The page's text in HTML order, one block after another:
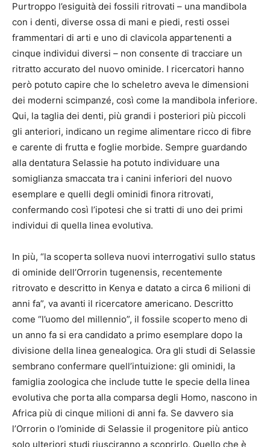
Purtroppo l’esiguità dei fossili ritrovati – una mandibola
con i denti, diverse ossa di mani e piedi, resti ossei
frammentari di arti e uno di clavicola appartenenti a
cinque individui diversi – non consente di tracciare un
ritratto accurato del nuovo ominide. I ricercatori hanno
però potuto capire che lo scheletro aveva le dimensioni
dei moderni scimpanzé, così come la mandibola inferiore.
Qui, la taglia dei denti, più grandi i posteriori più piccoli
gli anteriori, indicano un regime alimentare ricco di fibre
e carente di frutta e foglie morbide. Sempre guardando
alla dentatura Selassie ha potuto individuare una
somiglianza smaccata tra i canini inferiori del nuovo
esemplare e quelli degli ominidi finora ritrovati,
confermando così l’ipotesi che si tratti di uno dei primi
individui di quella linea evolutiva.
In più, “la scoperta solleva nuovi interrogativi sullo status
di ominide dell’Orrorin tugenensis, recentemente
ritrovato e descritto in Kenya e datato a circa 6 milioni di
anni fa”, va avanti il ricercatore americano. Descritto
come “l’uomo del millennio”, il fossile scoperto meno di
un anno fa si era candidato a primo esemplare dopo la
divisione della linea genealogica. Ora gli studi di Selassie
sembrano confermare quell’intuizione: gli ominidi, la
famiglia zoologica che include tutte le specie della linea
evolutiva che porta alla comparsa degli Homo, nascono in
Africa più di cinque milioni di anni fa. Se davvero sia
l’Orrorin o l’ominide di Selassie il progenitore più antico
solo ulteriori studi riusciranno a scoprirlo. Quello che è